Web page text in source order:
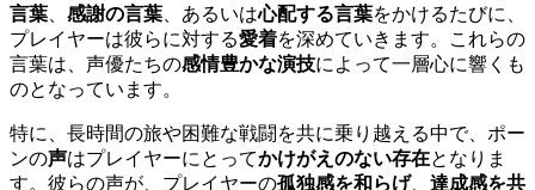
言葉
感謝の言葉 、あるいは心配する言葉をかけるたびに、
プレイヤーは彼らに対する愛着を深めていきます。これらの
言葉は、声優たちの感情豊かな演技によって一層心に響くも
のとなっています。
特に、長時間の旅や困難な戦闘を共に乗り越える中で、ポー
ンの声はプレイヤーにとってかけがえのない存在となりま
す。彼らの声が、プレイヤーの孤独感を和らげ、 達成感を共